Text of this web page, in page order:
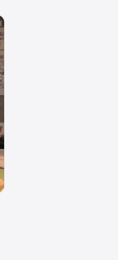
ansehen →
ordnen,
planbar